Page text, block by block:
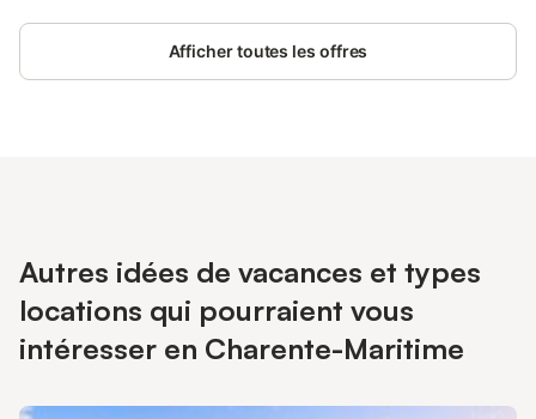
Flow Vélo (Véloroute n°92). La Roue Blanche vous permettra de
relier la Vélodyssée en accédant au riche patrimoine charentais.
La maison est située à proximité immédiate de la Galaxie des
Afficher toutes les offres
Autres idées de vacances et types
locations qui pourraient vous
intéresser en Charente-Maritime